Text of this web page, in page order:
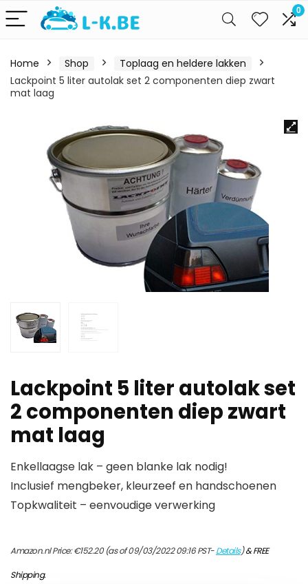
0
Home Shop
Toplaag en heldere lakken
Lackpoint 5 liter autolak set 2 componenten diep zwart
mat laag
Lackpoint 5 liter autolak set
2 componenten diep zwart
mat laag
Enkellaagse lak – geen blanke lak nodig!
Inclusief mengbeker, kleurzeef en handschoenen
Topkwaliteit – eenvoudige verwerking
Amazon.nl Price:€152.20(as of 09/03/2022 09:16 PST-Details)&FREE
Shipping.